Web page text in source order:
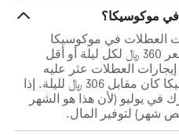
في موكوسيكا؟
العطلات في موكوسيكا
360 ﷼ لكل ليلة ، ولكن يعتبر سعر 360 ﷼ لكل ليلة أو أقل
العطلات عثر عليه
المستخدمون مؤخراً في موكوسيكا كان مقابل 306 ﷼ لليلة. إذا
يوليو (لأن هذا هو الشهر
شهر) لتوفير المال.